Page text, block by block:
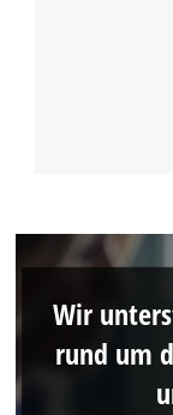
Wir
rund um